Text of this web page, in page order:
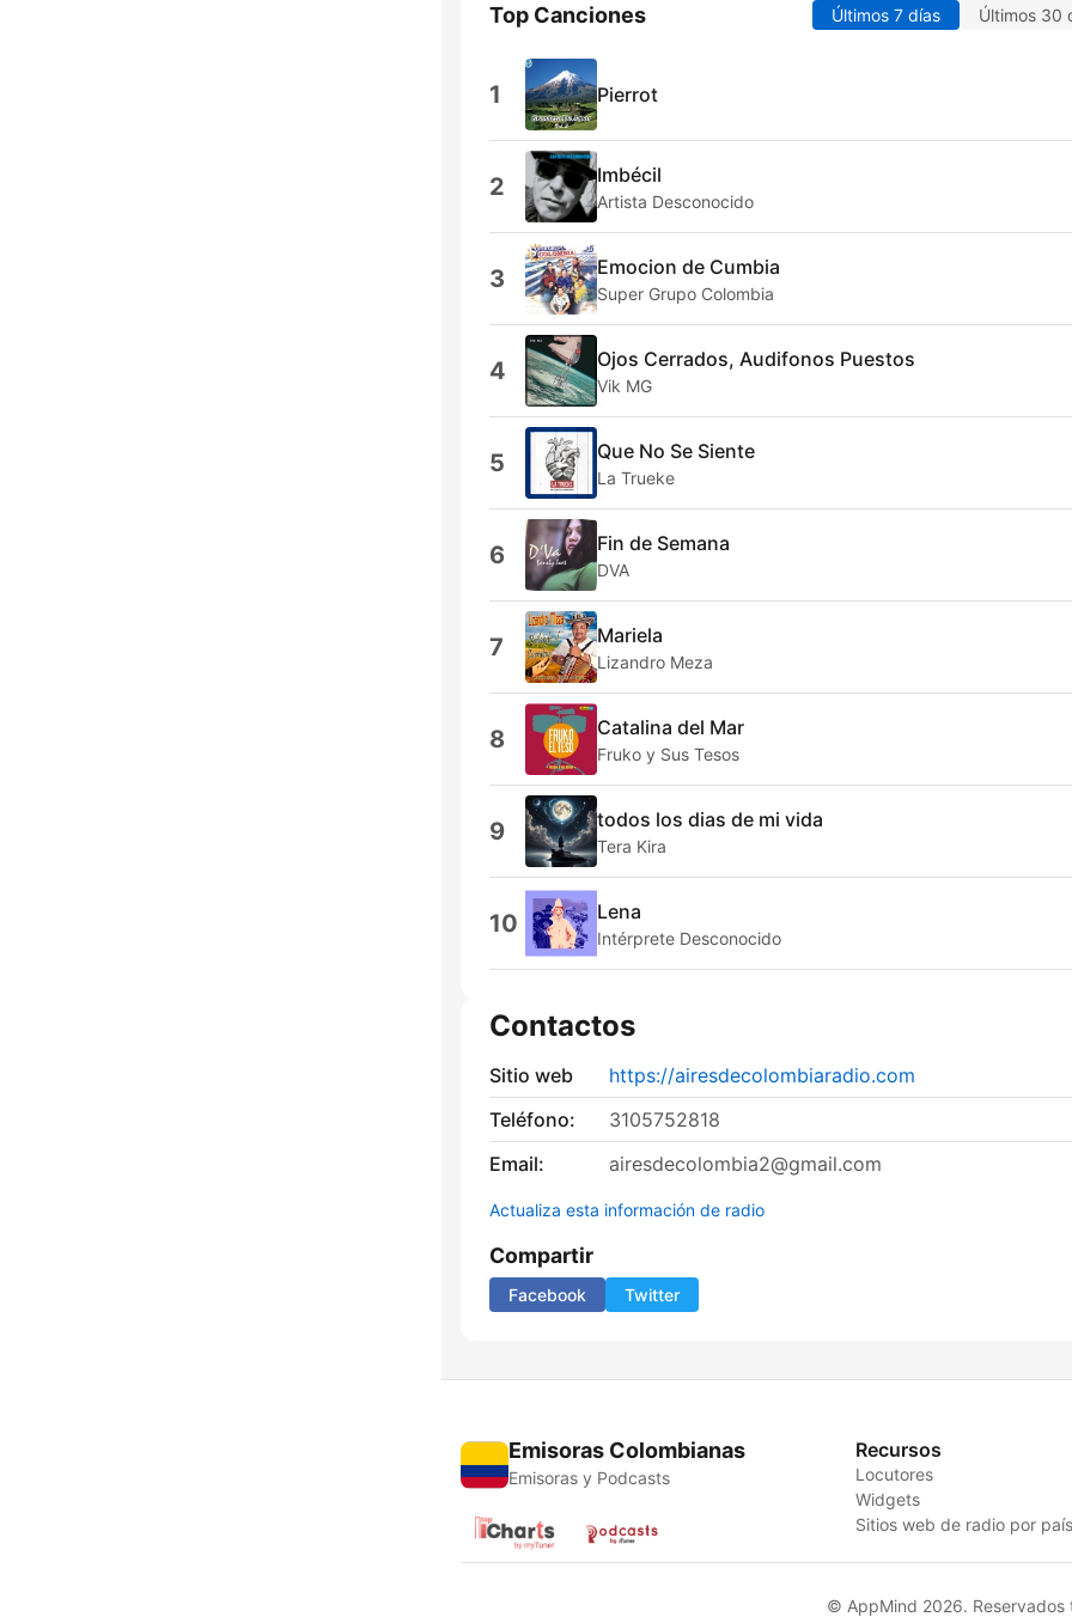
Top Canciones Últimos 7 días Últimos 30
1 Pierrot
2 Imbécil
Artista Desconocido
3 Emocion de Cumbia
Super Grupo Colombia
4 Ojos Cerrados, Audifonos Puestos
Vik MG
5 Que No Se Siente
La Trueke
6 Fin de Semana
DVA
7 Mariela
Lizandro Meza
8 Catalina del Mar
Fruko y Sus Tesos
9 todos los dias de mi vida
Tera Kira
10 Lena
Intérprete Desconocido
Contactos
Sitio web
https://airesdecolombiaradio.com
Teléfono:
3105752818
Email:
airesdecolombia2@gmail.com
Actualiza esta información de radio
Compartir
Facebook Twitter
Emisoras Colombianas
Emisoras y Podcasts
Recursos
Locutores
Widgets
Sitios web de radio por país
© AppMind 2026. Reservados